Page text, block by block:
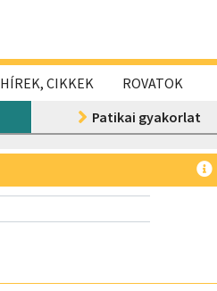
HÍREK, CIKKEK
ROVATOK
Patikai gyakorlat